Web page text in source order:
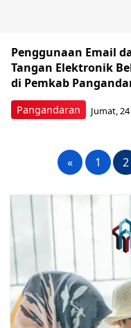
Pangandaran
Penggunaan Email
Tangan Elektronik
di Pemkab
Jumat,
« 1 2